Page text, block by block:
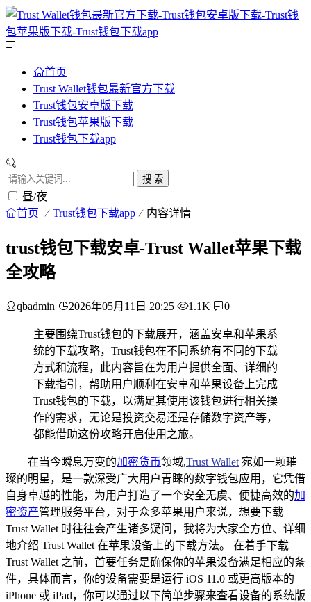
首页
Trust Wallet钱包最新官方下载
Trust钱包安卓版下载
Trust钱包苹果版下载
Trust钱包下载app
搜 索
昼/夜
首页 Trust钱包下载app 内容详情
trust钱包下载安卓-Trust Wallet苹果下载
全攻略
qbadmin 2026年05月11日 20:25 1.1K 0
主要围绕Trust钱包的下载展开，涵盖安卓和苹果系
统的下载攻略，Trust钱包在不同系统有不同的下载
方式和流程，此内容旨在为用户提供全面、详细的
下载指引，帮助用户顺利在安卓和苹果设备上完成
Trust钱包的下载，以满足其使用该钱包进行相关操
作的需求，无论是投资交易还是存储数字资产等，
都能借助这份攻略开启使用之旅。
在当今瞬息万变的加密货币领域,Trust Wallet 宛如一颗璀
璨的明星，是一款深受广大用户青睐的数字钱包应用，它凭借
自身卓越的性能，为用户打造了一个安全无虞、便捷高效的加
密资产管理服务平台，对于众多苹果用户来说，想要下载
Trust Wallet 时往往会产生诸多疑问，我将为大家全方位、详细
地介绍 Trust Wallet 在苹果设备上的下载方法。 在着手下载
Trust Wallet 之前，首要任务是确保你的苹果设备满足相应的条
件，具体而言，你的设备需要是运行 iOS 11.0 或更高版本的
iPhone 或 iPad，你可以通过以下简单步骤来查看设备的系统版